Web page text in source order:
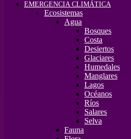
EMERGENCIA CLIMÁTICA
Ecosistemas
Agua
Bosques
Costa
Desiertos
Glaciares
Humedales
Manglares
Lagos
Océanos
Ríos
Salares
Selva
Fauna